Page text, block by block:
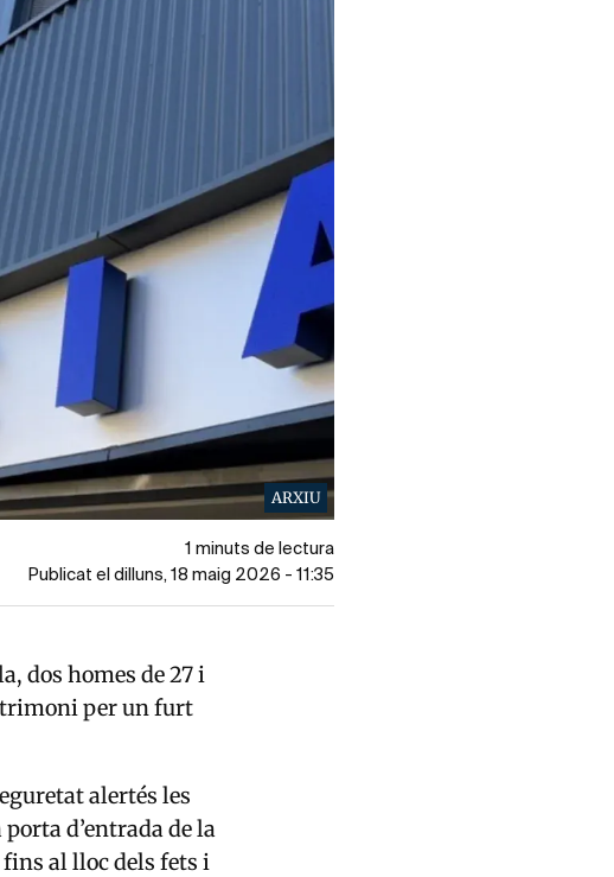
ARXIU
1 minuts de lectura
Publicat el dilluns, 18 maig 2026 - 11:35
dos homes de 27 i
per un furt
alertés les
d’entrada de la
al lloc dels fets i